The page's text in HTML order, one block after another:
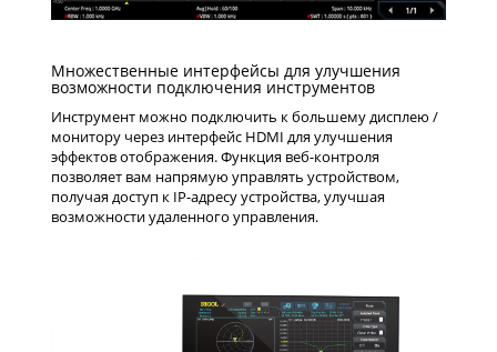
Множественные интерфейсы для улучшения
возможности подключения инструментов
Инструмент можно подключить к большему дисплею /
монитору через интерфейс HDMI для улучшения
эффектов отображения. Функция веб-контроля
позволяет вам напрямую управлять устройством,
получая доступ к IP-адресу устройства, улучшая
возможности удаленного управления.